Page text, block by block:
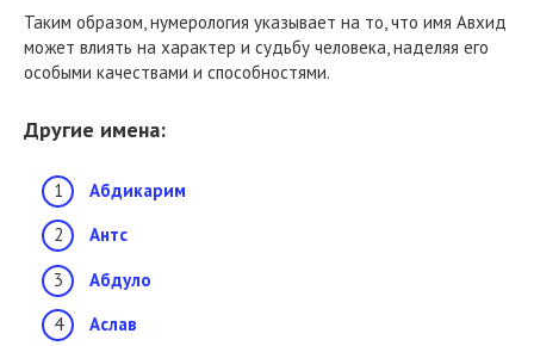
Таким образом, нумерология указывает на то, что имя Авхид
может влиять на характер и судьбу человека, наделяя его
особыми качествами и способностями.
Другие имена:
Абдикарим
Антс
Абдуло
Аслав